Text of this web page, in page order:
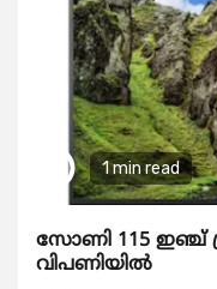
1 min read
സോണി 115 ഇഞ്ച്
വിപണിയിൽ